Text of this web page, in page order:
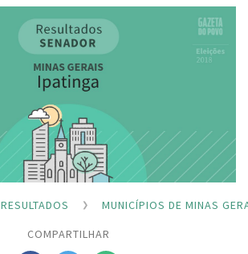
RESULTADOS
MUNICÍPIOS DE MINAS
COMPARTILHAR